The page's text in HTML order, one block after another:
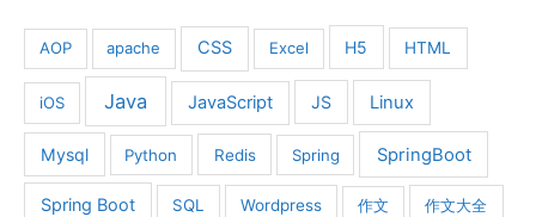
AOP apache CSS Excel H5 HTML
iOS Java JavaScript JS Linux
Mysql Python Redis Spring SpringBoot
Spring Boot SQL Wordpress 作文 作文大全